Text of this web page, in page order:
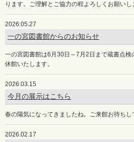
ります。ご理解とご協力の程よろしくお願いし
2026.05.27
一の宮図書館からのお知らせ
一の宮図書館は6月30日～7月2日まで蔵書点検
休館いたします。
2026.03.15
今月の展示はこちら
春の陽気になってきましたね。ご来館お待ちし
2026.02.17